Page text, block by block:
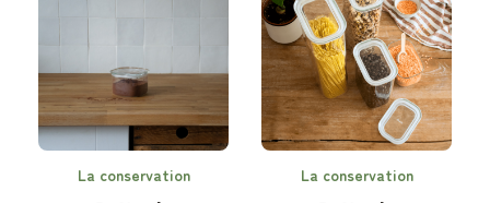
La conservation La conservation